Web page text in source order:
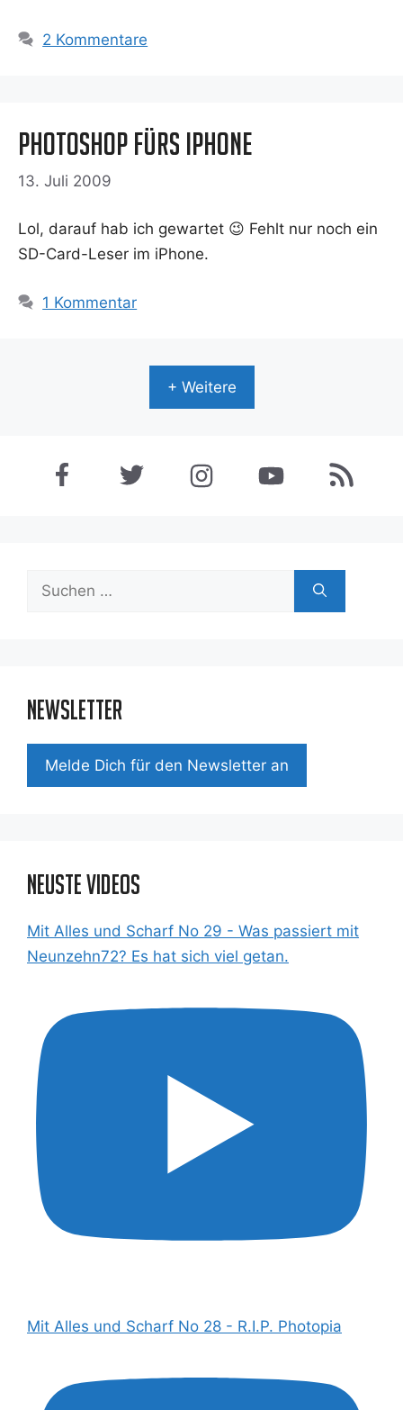
2 Kommentare
Photoshop fürs iPhone
13. Juli 2009
Lol, dar­auf hab ich gewar­tet 😉 Fehlt nur noch ein
SD-Card-Leser im iPhone.
1 Kommentar
+ Weitere
Suchen
Newsletter
Mel­de Dich für den News­let­ter an
Neuste Videos
Mit Alles und Scharf No 29 - Was passiert mit
Neunzehn72? Es hat sich viel getan.
Mit Alles und Scharf No 28 - R.I.P. Photopia